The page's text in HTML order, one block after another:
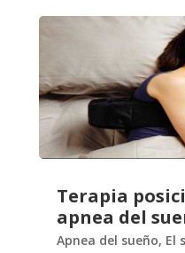
Terapia
apnea del
Apnea del sueño, El